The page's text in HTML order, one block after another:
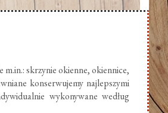
skrzynie okienne, okiennice,
konserwujemy najlepszymi
wykonywane według